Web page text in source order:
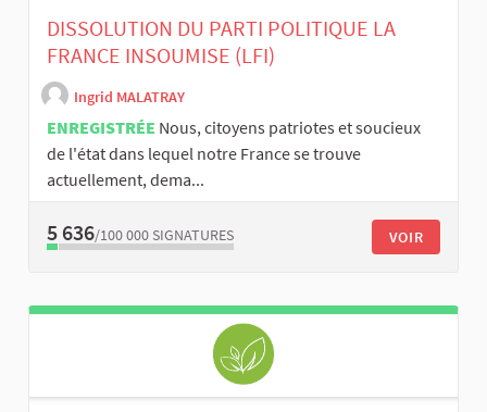
DISSOLUTION DU PARTI POLITIQUE LA
FRANCE INSOUMISE (LFI)
Ingrid MALATRAY
ENREGISTRÉE Nous, citoyens patriotes et soucieux
de l'état dans lequel notre France se trouve
actuellement, dema...
5 636/100 000 SIGNATURES VOIR